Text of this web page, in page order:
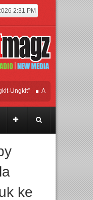
2:31 PM
APMF 2026 Dorong
BIRKENSTOCK
– feat. Marcello Tahitoe dan
ke